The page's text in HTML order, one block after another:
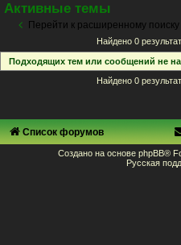
Активные темы
Перейти к расширенному поиску
Найдено 0
Подходящих тем или сообщений не
Найдено 0
Список форумов
Создано на основе phpBB®
Русская